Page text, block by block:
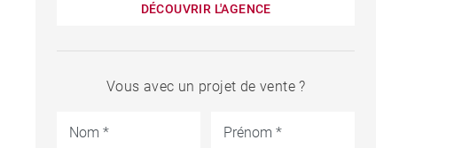
DÉCOUVRIR L'AGENCE
Vous avec un projet de vente ?